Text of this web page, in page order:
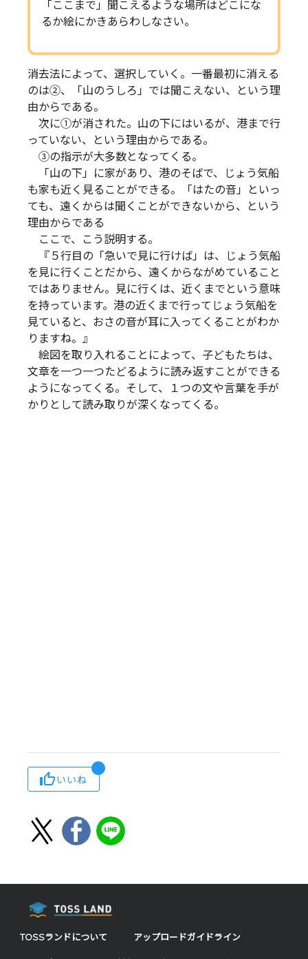
「ここまで」聞こえるような場所はどこにな
るか絵にかきあらわしなさい。
消去法によって、選択していく。一番最初に消える
のは②、「山のうしろ」では聞こえない、という理
由からである。
次に①が消された。山の下にはいるが、港まで行
っていない、という理由からである。
③の指示が大多数となってくる。
「山の下」に家があり、港のそばで、じょう気船
も家も近く見ることができる。「はたの音」といっ
ても、遠くからは聞くことができないから、という
理由からである
ここで、こう説明する。
『５行目の「急いで見に行けば」は、じょう気船
を見に行くことだから、遠くからながめていること
ではありません。見に行くは、近くまでという意味
を持っています。港の近くまで行ってじょう気船を
見ていると、おさの音が耳に入ってくることがわか
りますね。』
絵図を取り入れることによって、子どもたちは、
文章を一つ一つたどるように読み返すことができる
ようになってくる。そして、１つの文や言葉を手が
かりとして読み取りが深くなってくる。
いいね
TOSSランドについて アップロードガイドライン